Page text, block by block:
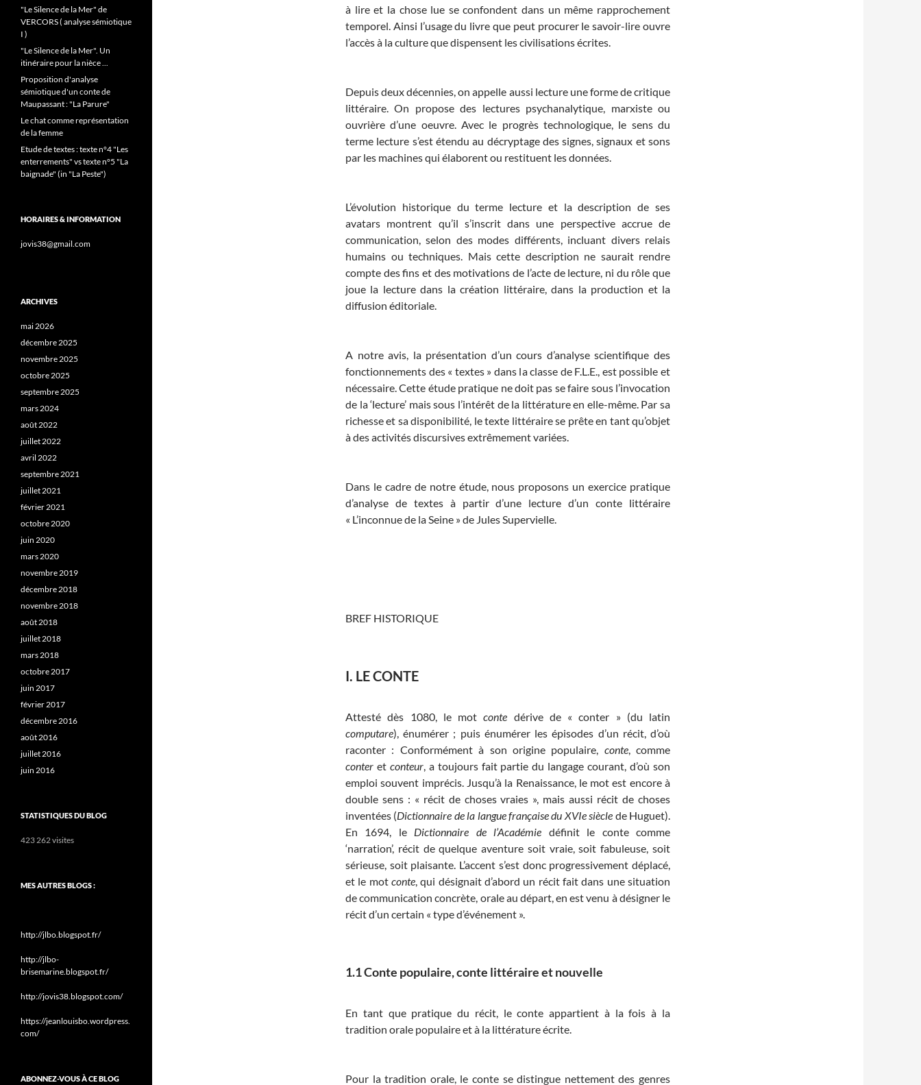
à lire et la chose lue se confondent dans un même rapprochement
temporel. Ainsi l’usage du livre que peut procurer le savoir-lire ouvre
l’accès à la culture que dispensent les civilisations écrites.
Depuis deux décennies, on appelle aussi lecture une forme de critique
littéraire. On propose des lectures psychanalytique, marxiste ou
ouvrière d’une oeuvre. Avec le progrès technologique, le sens du
terme lecture s’est étendu au décryptage des signes, signaux et sons
par les machines qui élaborent ou restituent les données.
L’évolution historique du terme lecture et la description de ses
avatars montrent qu’il s’inscrit dans une perspective accrue de
communication, selon des modes différents, incluant divers relais
humains ou techniques. Mais cette description ne saurait rendre
compte des fins et des motivations de l’acte de lecture, ni du rôle que
joue la lecture dans la création littéraire, dans la production et la
diffusion éditoriale.
A notre avis, la présentation d’un cours d’analyse scientifique des
fonctionnements des « textes » dans la classe de F.L.E., est possible et
nécessaire. Cette étude pratique ne doit pas se faire sous l’invocation
de la ‘lecture’ mais sous l’intérêt de la littérature en elle-même. Par sa
richesse et sa disponibilité, le texte littéraire se prête en tant qu’objet
à des activités discursives extrêmement variées.
Dans le cadre de notre étude, nous proposons un exercice pratique
d’analyse de textes à partir d’une lecture d’un conte littéraire
« L’inconnue de la Seine » de Jules Supervielle.
BREF HISTORIQUE
I. LE CONTE
Attesté dès 1080, le motconte dérive de « conter » (du latin
computare), énumérer ; puis énumérer les épisodes d’un récit, d’où
raconter : Conformément à son origine populaire, conte, comme
conter et conteur, a toujours fait partie du langage courant, d’où son
emploi souvent imprécis. Jusqu’à la Renaissance, le mot est encore à
double sens : « récit de choses vraies », mais aussi récit de choses
inventées (Dictionnaire de la langue française du XVIe siècle de Huguet).
En 1694, le Dictionnaire de l’Académie définit le conte comme
‘narration’, récit de quelque aventure soit vraie, soit fabuleuse, soit
sérieuse, soit plaisante. L’accent s’est donc progressivement déplacé,
et le mot conte, qui désignait d’abord un récit fait dans une situation
de communication concrète, orale au départ, en est venu à désigner le
récit d’un certain « type d’événement ».
1.1 Conte populaire, conte littéraire et nouvelle
En tant que pratique du récit, le conte appartient à la fois à la
tradition orale populaire et à la littérature écrite.
Pour la tradition orale, le conte se distingue nettement des genres
"Le Silence de la Mer" de
VERCORS ( analyse sémiotique
I )
"Le Silence de la Mer". Un
itinéraire pour la nièce ...
Proposition d'analyse
sémiotique d'un conte de
Maupassant : "La Parure"
Le chat comme représentation
de la femme
Etude de textes : texte n°4 "Les
enterrements" vs texte n°5 "La
baignade" (in "La Peste")
HORAIRES & INFORMATION
jovis38@gmail.com
ARCHIVES
mai 2026
décembre 2025
novembre 2025
octobre 2025
septembre 2025
mars 2024
août 2022
juillet 2022
avril 2022
septembre 2021
juillet 2021
février 2021
octobre 2020
juin 2020
mars 2020
novembre 2019
décembre 2018
novembre 2018
août 2018
juillet 2018
mars 2018
octobre 2017
juin 2017
février 2017
décembre 2016
août 2016
juillet 2016
juin 2016
STATISTIQUES DU BLOG
423 262 visites
MES AUTRES BLOGS :
http://jlbo.blogspot.fr/
http://jlbo-
brisemarine.blogspot.fr/
http://jovis38.blogspot.com/
https://jeanlouisbo.wordpress.
com/
ABONNEZ-VOUS À CE BLOG